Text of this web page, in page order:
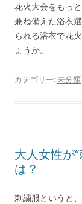
花火大会をもっ
兼ね備えた浴衣
られる浴衣で花
ょうか。
カテゴリー: 未分類
大人女性が
は？
刺繍服というと